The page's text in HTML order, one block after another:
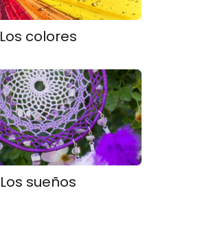
Los colores
Los sueños